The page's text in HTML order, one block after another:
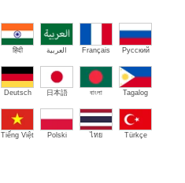
हिंदी العربية Français Русский
Deutsch 日本語 বাংলা Tagalog
Tiếng Việt Polski ไทย Türkçe